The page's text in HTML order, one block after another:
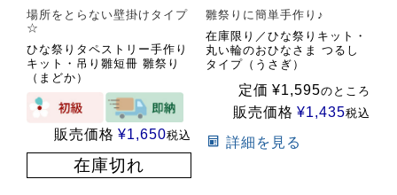
場所をとらない壁掛けタイプ
☆
ひな祭りタペストリー手作り
キット・吊り雛短冊 雛祭り
（まどか）
販売価格 ¥1,650税込
在庫切れ
雛祭りに簡単手作り♪
在庫限り／ひな祭りキット・
丸い輪のおひなさま つるし
タイプ（うさぎ）
定価 ¥1,595のところ
販売価格 ¥1,435税込
詳細を見る